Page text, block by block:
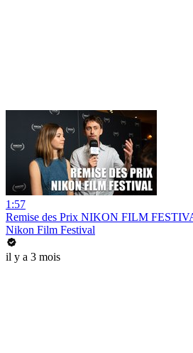
1:57
Remise des Prix NIKON FILM
Nikon Film Festival
il y a 3 mois